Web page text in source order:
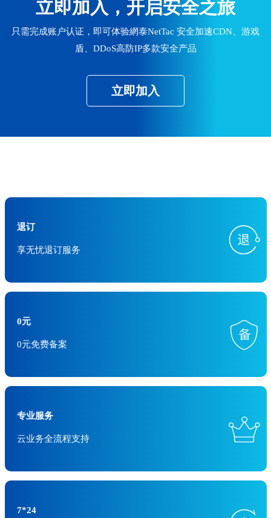
立即加入，开启安全之旅
只需完成账户认证，即可体验網泰NetTac 安全加速CDN、游戏
盾、DDoS高防IP多款安全产品
立即加入
退订
享无忧退订服务
0元
0元免费备案
专业服务
云业务全流程支持
7*24